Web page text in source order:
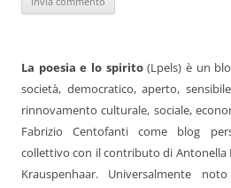
La poesia e lo spirito(Lpels) è un
società, democratico, aperto,
rinnovamento culturale, sociale,
Fabrizio Centofanti come blog
collettivo con il contributo di Antonella
Krauspenhaar. Universalmente